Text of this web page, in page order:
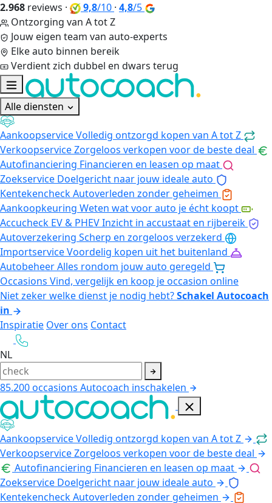
2.968 reviews · 9,8/10 · 4,8/5
Ontzorging van A tot Z
Jouw eigen team van auto-experts
Elke auto binnen bereik
Verdient zich dubbel en dwars terug
Alle diensten
AankoopserviceVolledig ontzorgd kopen van A tot Z
VerkoopserviceZorgeloos verkopen voor de beste deal
Autofinanciering Financieren en leasen op maat
Zoekservice Doelgericht naar jouw ideale auto
KentekencheckAutoverleden zonder geheimen
Aankoopkeuring Weten wat voor auto je écht koopt
Accucheck EV & PHEVInzicht in accustaat en rijbereik
Autoverzekering Scherp en zorgeloos verzekerd
ImportserviceVoordelig kopen uit het buitenland
AutobeheerAlles rondom jouw auto geregeld
Occasions Vind, vergelijk en koop je occasion online
Niet zeker welke dienst je nodig hebt?Schakel Autocoach
in
Inspiratie Over ons Contact
NL
85.200occasions Autocoach inschakelen
AankoopserviceVolledig ontzorgd kopen van A tot Z
VerkoopserviceZorgeloos verkopen voor de beste deal
Autofinanciering Financieren en leasen op maat
Zoekservice Doelgericht naar jouw ideale auto
KentekencheckAutoverleden zonder geheimen